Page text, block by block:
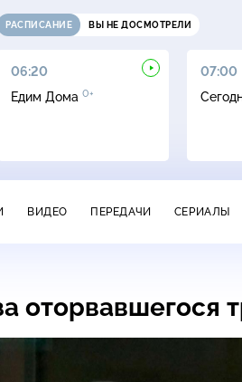
РАСПИСАНИЕ ВЫ НЕ ДОСМОТРЕЛИ
06:20
Едим Дома 0+
07:00
ВИДЕО ПЕРЕДАЧИ СЕРИАЛЫ
оторвавшегося